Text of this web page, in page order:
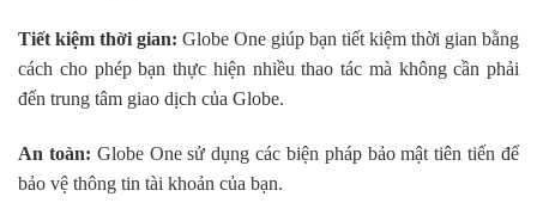
Tiết kiệm thời gian: Globe One giúp bạn tiết kiệm thời gian bằng
cách cho phép bạn thực hiện nhiều thao tác mà không cần phải
đến trung tâm giao dịch của Globe.
An toàn: Globe One sử dụng các biện pháp bảo mật tiên tiến để
bảo vệ thông tin tài khoản của bạn.